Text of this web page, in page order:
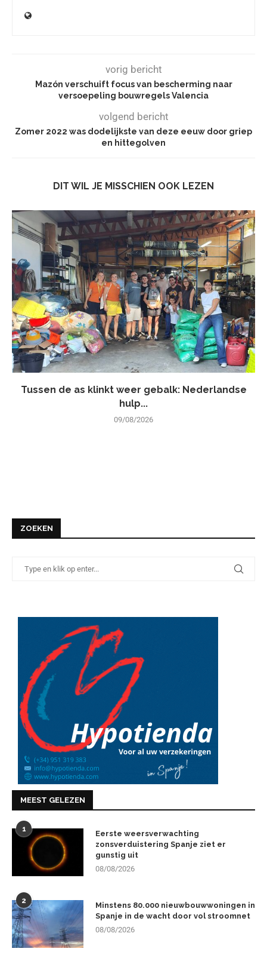
vorig bericht
Mazón verschuift focus van bescherming naar
versoepeling bouwregels Valencia
volgend bericht
Zomer 2022 was dodelijkste van deze eeuw door griep
en hittegolven
DIT WIL JE MISSCHIEN OOK LEZEN
Tussen de as klinkt weer gebalk: Nederlandse
hulp...
09/08/2026
ZOEKEN
MEEST GELEZEN
1
Eerste weersverwachting
zonsverduistering Spanje ziet er
gunstig uit
08/08/2026
2
Minstens 80.000 nieuwbouwwoningen in
Spanje in de wacht door vol stroomnet
08/08/2026